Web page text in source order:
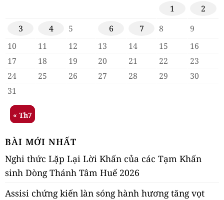
1
2
3
4 5 6 7 8
9
10
11 12 13 14 15
16
17
18 19 20 21 22
23
24
25 26 27 28 29
30
31
« Th7
BÀI MỚI NHẤT
Nghi thức Lặp Lại Lời Khấn của các Tạm Khấn
sinh Dòng Thánh Tâm Huế 2026
Assisi chứng kiến làn sóng hành hương tăng vọt